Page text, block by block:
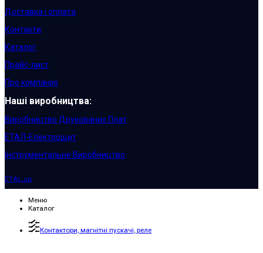
Доставка і оплата
Контакти
Каталог
Прайс-лист
Про компанію
Наші виробництва:
Виробництво Друкованих Плат
ЕТАЛ-Електрощит
Інструментальне Виробництво
ETAL.ua
Меню
Каталог
Контактори, магнітні пускачі, реле